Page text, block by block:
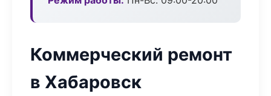
Коммерческий ремонт
в Хабаровск